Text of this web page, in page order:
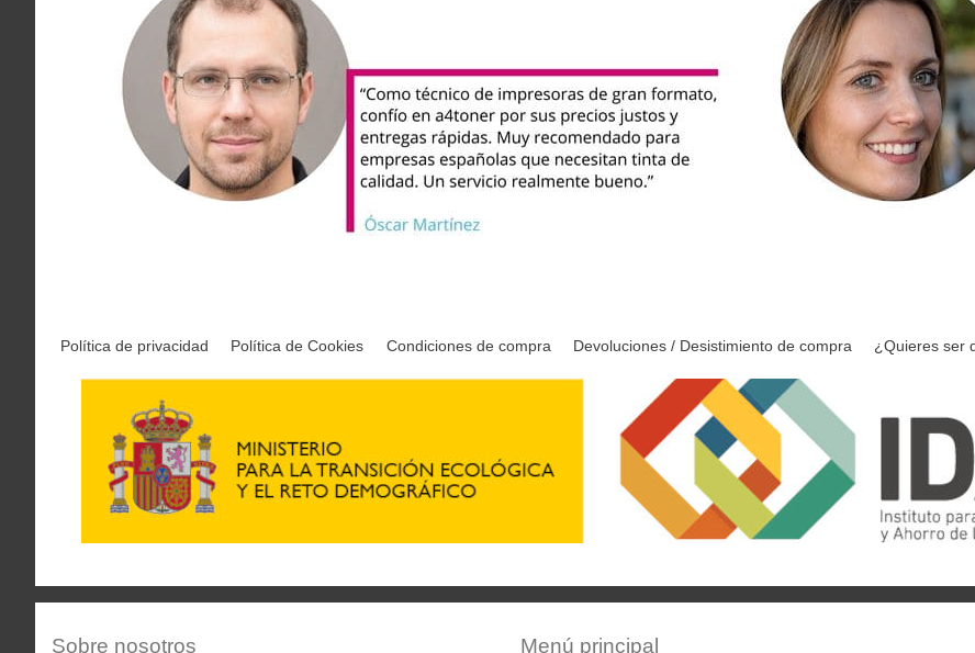
Política de privacidad Política de Cookies Condiciones de compra Devoluciones / Desistimiento de compra ¿Quieres ser
Sobre nosotros Menú principal